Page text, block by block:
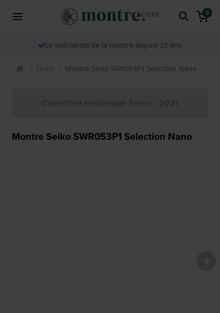
0
Le spécialiste de la montre depuis 25 ans
Seiko Montre Seiko SWR053P1 Selection Nano
Montre Seiko SWR053P1 Selection Nano